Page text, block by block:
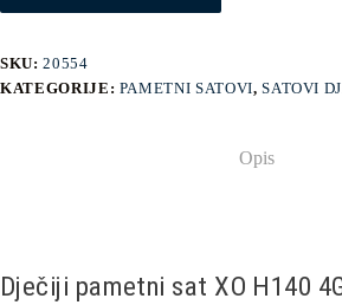
SKU:20554
KATEGORIJE: PAMETNI SATOVI,SATOVI
Opis
Dječiji pametni sat XO H140